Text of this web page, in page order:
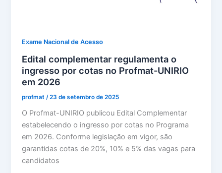
Exame Nacional de Acesso
Edital complementar regulamenta o
ingresso por cotas no Profmat-UNIRIO
em 2026
profmat /23 de setembro de 2025
O Profmat-UNIRIO publicou Edital Complementar
estabelecendo o ingresso por cotas no Programa
em 2026. Conforme legislação em vigor, são
garantidas cotas de 20%, 10% e 5% das vagas para
candidatos